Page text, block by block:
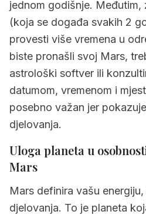
jednom godišnje.
(koja se događa svakih 2
provesti više vremena u
biste pronašli svoj Mars,
astrološki softver ili
datumom, vremenom i
posebno važan jer
djelovanja.
Uloga planeta u
Mars
Mars definira vašu
djelovanja. To je planeta